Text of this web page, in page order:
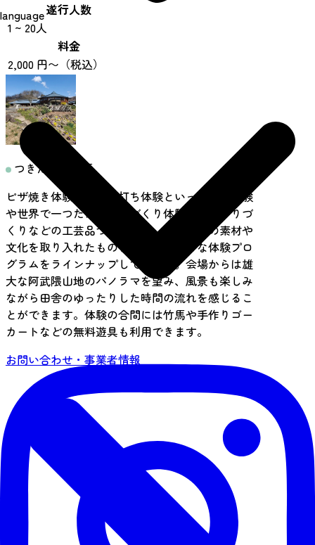
language遂行人数
1 ~ 20人
料金
2,000 円〜（税込）
つきだて花工房
ピザ焼き体験やうどん打ち体験といった食の体験
や世界で一つだけの時計づくり体験や布ぞうりづ
くりなどの工芸品づくりなど、地元月舘の素材や
文化を取り入れたものを中心に、様々な体験プロ
グラムをラインナップしています。会場からは雄
大な阿武隈山地のパノラマを望み、風景も楽しみ
ながら田舎のゆったりした時間の流れを感じるこ
とができます。体験の合間には竹馬や手作りゴー
カートなどの無料遊具も利用できます。
お問い合わせ・事業者情報